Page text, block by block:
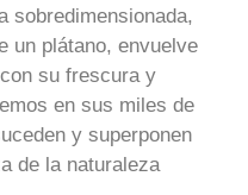
sobredimensionada,
un plátano, envuelve
su frescura y
en sus miles de
y superponen
de la naturaleza